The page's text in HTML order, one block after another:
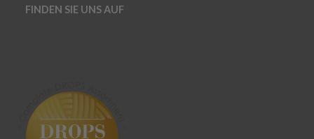
FINDEN SIE UNS AUF